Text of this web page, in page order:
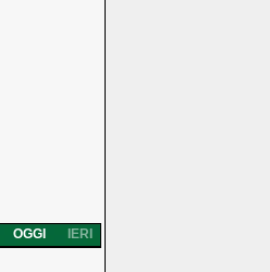
IERI
OGGI